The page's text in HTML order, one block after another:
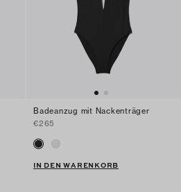
Badeanzug mit Nackenträger
€265
IN DEN WARENKORB